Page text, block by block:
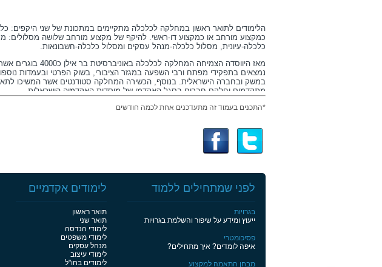
הלימודים לתואר ראשון במחלקה לכלכלה מתקיימים במתכונת של שני היקפים:
כמקצוע מורחב או כמקצוע דו-ראשי. להיקף של מקצוע מורחב שלושה מסלולים:
כלכלה-עיונית, מסלול כלכלה-מנהל עסקים ומסלול כלכלה-חשבונאות.
מאז היווסדה הצמיחה המחלקה לכלכלה באוניברסיטת בר אילן כ4000
נמצאים בתפקידי מפתח ורבי השפעה במגזר הציבורי, בשוק הפרטי ובעמדות
במשק ובחברה הישראלית. בנוסף, הכשירה המחלקה סטודנטים אשר המשיכו
מתקדמים וחלקם חברים בסגל האקדמי של מוסדות האקדמיה הישראלית.
איכות הלימודים הגבוהה בשילוב עם הקניית כלים ויכולת לימוד הינה מתכון להצלחת
*התכנים בעמוד זה מתעדכנים אחת לכמה חודשים
לפני שמתחילים ללמוד
בגרויות
ייעוץ ומידע על שיפור והשלמת בגרויות
פסיכומטרי
איפה לומדים? איך מתחילים?
מבחן התאמה למקצוע
לימודים אקדמיים
תואר ראשון
תואר שני
לימודי הנדסה
לימודי משפטים
מנהל עסקים
לימודי עיצוב
לימודים בחו"ל